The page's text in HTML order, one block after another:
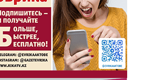
Жаңа әліпбиді бірге
Жаңа әліпбиді бірге
Латын әліпбиі -